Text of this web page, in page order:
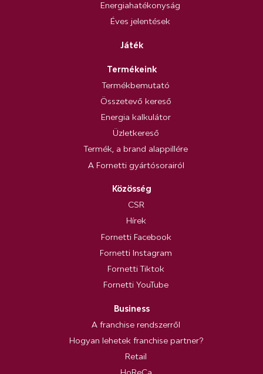
Energiahatékonyság
Éves jelentések
Játék
Termékeink
Termékbemutató
Összetevő kereső
Energia kalkulátor
Üzletkereső
Termék, a brand alappillére
A Fornetti gyártósorairól
Közösség
CSR
Hírek
Fornetti Facebook
Fornetti Instagram
Fornetti Tiktok
Fornetti YouTube
Business
A franchise rendszerről
Hogyan lehetek franchise partner?
Retail